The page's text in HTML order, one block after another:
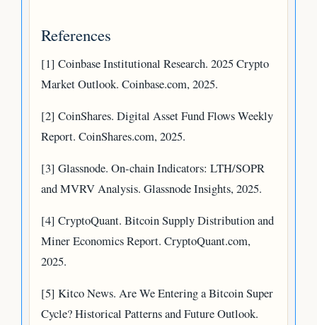
References
[1] Coinbase Institutional Research. 2025 Crypto
Market Outlook. Coinbase.com, 2025.
[2] CoinShares. Digital Asset Fund Flows Weekly
Report. CoinShares.com, 2025.
[3] Glassnode. On-chain Indicators: LTH/SOPR
and MVRV Analysis. Glassnode Insights, 2025.
[4] CryptoQuant. Bitcoin Supply Distribution and
Miner Economics Report. CryptoQuant.com,
2025.
[5] Kitco News. Are We Entering a Bitcoin Super
Cycle? Historical Patterns and Future Outlook.